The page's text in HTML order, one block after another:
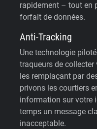
rapidement – tout en
forfait de données.
Anti-Tracking
Une technologie
traqueurs de collecter
les remplaçant par
privons les courtiers
information sur votre
temps un message
inacceptable.